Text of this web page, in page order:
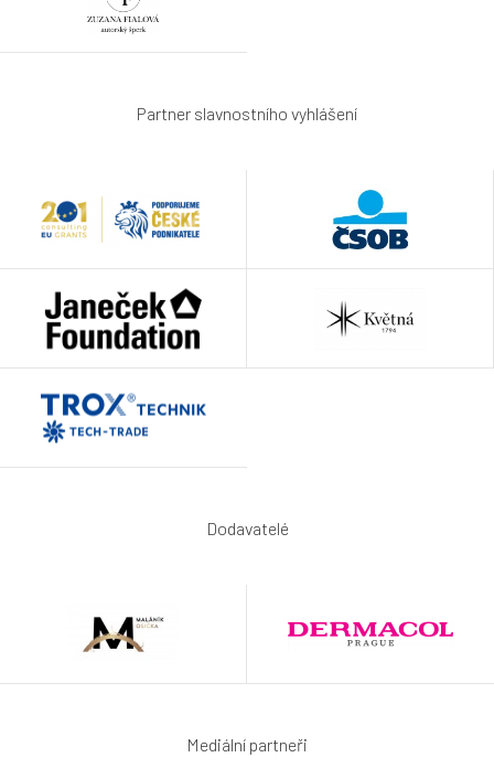
Partner slavnostního vyhlášení
Dodavatelé
Mediální partneři